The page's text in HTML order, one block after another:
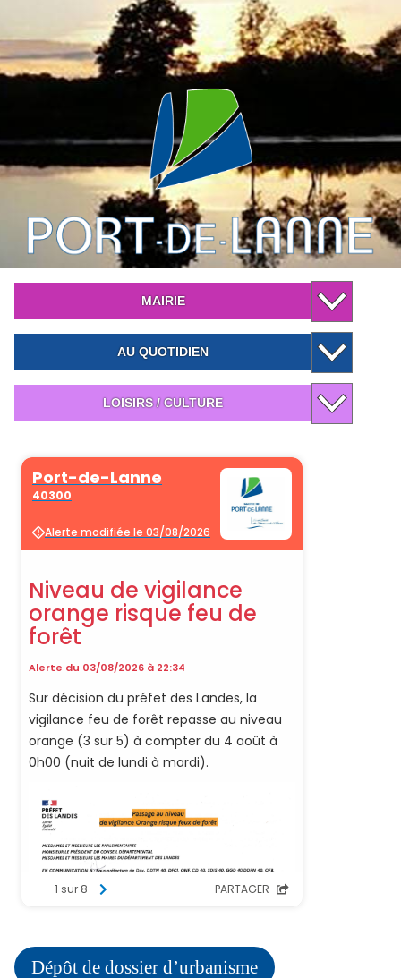
MAIRIE
AU QUOTIDIEN
LOISIRS / CULTURE
Dépôt de dossier d’urbanisme